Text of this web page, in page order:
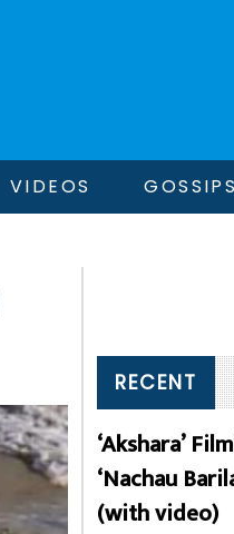
VIDEOS GOSSIPS
RECENT
‘Akshara’
‘Nachau
(with video)